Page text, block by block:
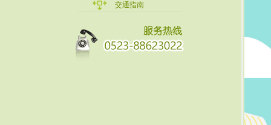
交通指南